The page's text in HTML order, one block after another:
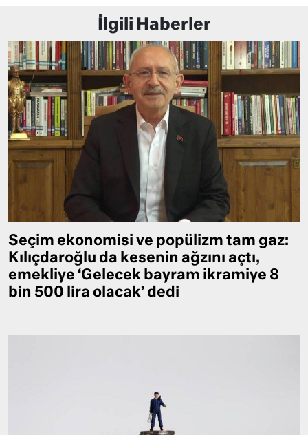
İlgili Haberler
Seçim ekonomisi ve popülizm tam gaz:
Kılıçdaroğlu da kesenin ağzını açtı,
emekliye ‘Gelecek bayram ikramiye 8
bin 500 lira olacak’ dedi